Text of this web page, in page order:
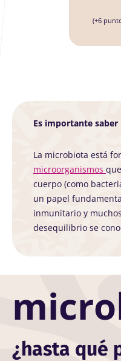
(+6
Es importante saber
La microbiota está
microorganismos
cuerpo (como
un papel
inmunitario y
desequilibrio se
¿hasta qué